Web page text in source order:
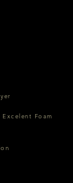
Foam